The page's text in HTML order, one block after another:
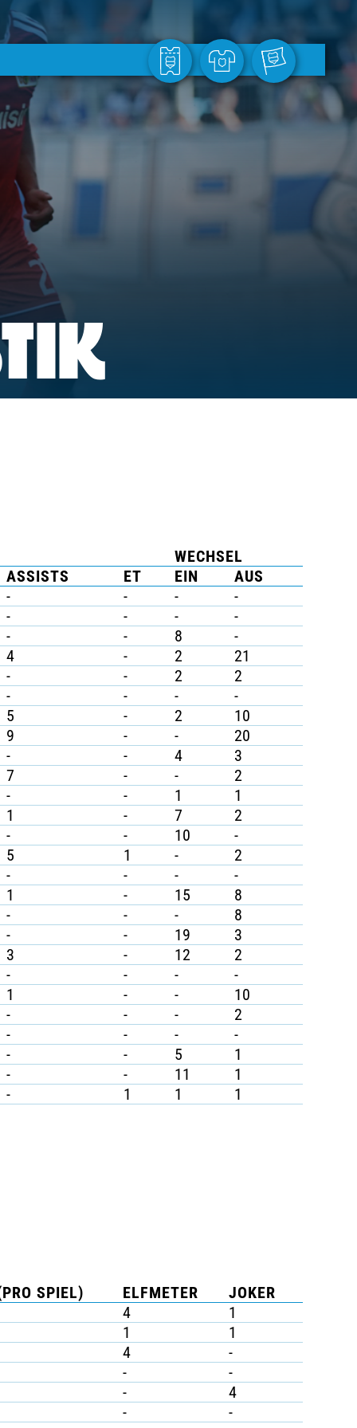
WECHSEL
ASSISTS ET EIN
AUS
- - -
-
- - -
-
- - 8
-
4 - 2
21
- - 2
2
- - -
-
5 - 2
10
9 - -
20
- - 4
3
7 - -
2
- - 1
1
1 - 7
2
- - 10
-
5 1 -
2
- - -
-
1 - 15
8
- - -
8
- - 19
3
3 - 12
2
- - -
-
1 - -
10
- - -
2
- - -
-
- - 5
1
- - 11
1
- 1 1 1
SPIEL) ELFMETER
JOKER
4
1
1
1
4
-
-
-
-
4
-
-